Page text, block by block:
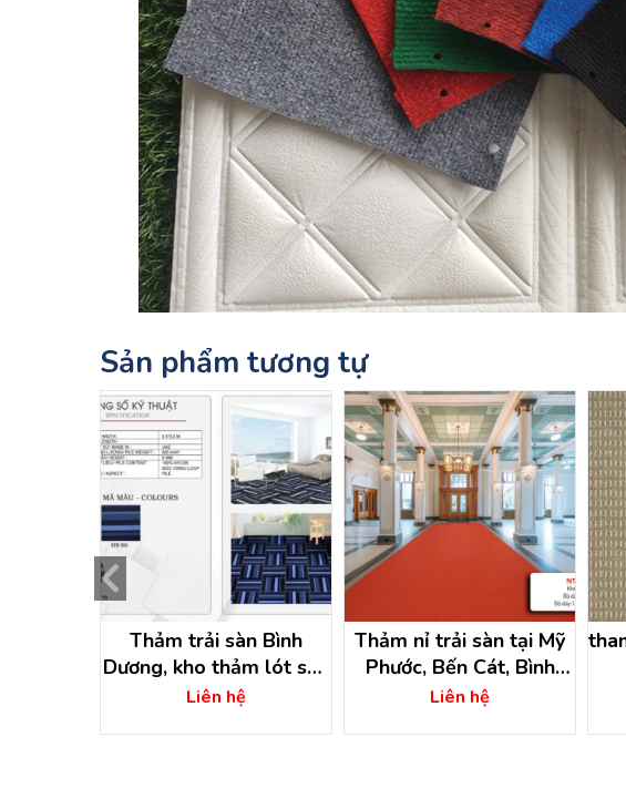
Sản phẩm tương tự
Thảm trải sàn Bình
Dương, kho thảm lót sàn
Bình Dương
Liên hệ
Thảm nỉ trải sàn tại Mỹ
Phước, Bến Cát, Bình
Dương
Liên hệ